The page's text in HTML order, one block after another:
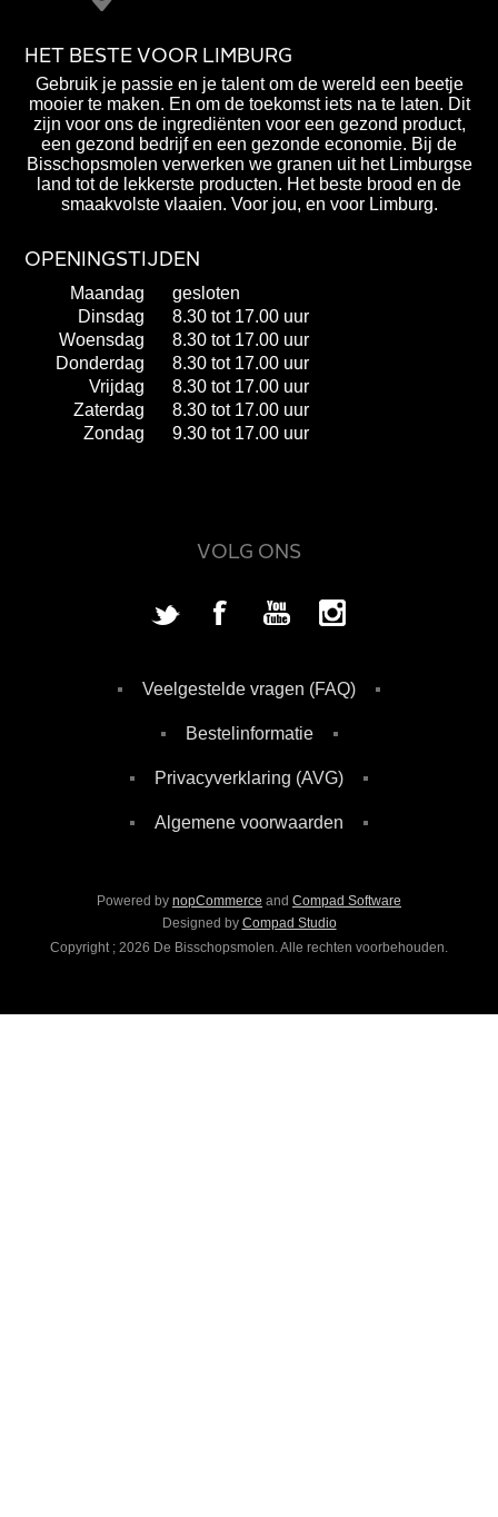
HET BESTE VOOR LIMBURG
Gebruik je passie en je talent om de wereld een beetje
mooier te maken. En om de toekomst iets na te laten. Dit
zijn voor ons de ingrediënten voor een gezond product,
een gezond bedrijf en een gezonde economie. Bij de
Bisschopsmolen verwerken we granen uit het Limburgse
land tot de lekkerste producten. Het beste brood en de
smaakvolste vlaaien. Voor jou, en voor Limburg.
OPENINGSTIJDEN
Maandag
gesloten
Dinsdag
8.30 tot 17.00 uur
Woensdag
8.30 tot 17.00 uur
Donderdag
8.30 tot 17.00 uur
Vrijdag
8.30 tot 17.00 uur
Zaterdag
8.30 tot 17.00 uur
Zondag
9.30 tot 17.00 uur
VOLG ONS
Veelgestelde vragen (FAQ)
Bestelinformatie
Privacyverklaring (AVG)
Algemene voorwaarden
Powered by nopCommerce and Compad Software
Designed by Compad Studio
Copyright ; 2026 De Bisschopsmolen. Alle rechten voorbehouden.